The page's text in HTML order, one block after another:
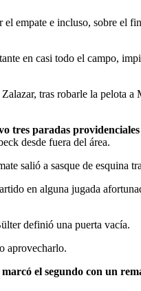
el empate e incluso, sobre el
en casi todo el campo,
tras robarle la pelota a
tres paradas providenciales
desde fuera del área.
salió a sasque de esquina
en alguna jugada
definió una puerta vacía.
aprovecharlo.
el segundo con un